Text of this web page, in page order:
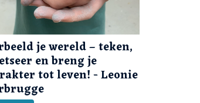
je wereld – teken,
en breng je
tot leven! - Leonie